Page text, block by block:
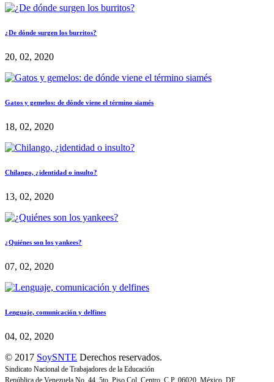
¿De dónde surgen los burritos?
20, 02, 2020
Gatos y gemelos: de dónde viene el término siamés
18, 02, 2020
Chilango, ¿identidad o insulto?
13, 02, 2020
¿Quiénes son los yankees?
07, 02, 2020
Lenguaje, comunicación y delfines
04, 02, 2020
© 2017 SoySNTE Derechos reservados.
Sindicato Nacional de Trabajadores de la Educación
República de Venezuela No. 44, 5to. Piso Col. Centro, C.P. 06020, México, DF